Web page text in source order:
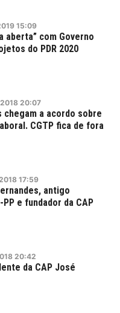
15:09
aberta” com Governo
do PDR 2020
2018 20:07
a acordo sobre
CGTP fica de fora
17:59
antigo
PP e fundador da CAP
20:42
da CAP José